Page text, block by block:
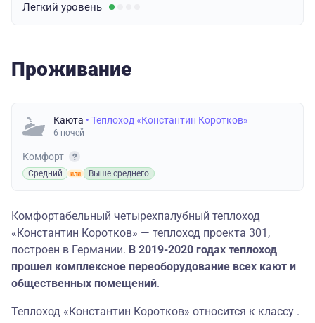
Легкий уровень
Проживание
Каюта • Теплоход «Константин Коротков»
6 ночей
Комфорт
Средний Выше среднего
Комфортабельный четырехпалубный теплоход
«Константин Коротков» — теплоход проекта 301,
построен в Германии. В 2019-2020 годах теплоход
прошел комплексное переоборудование всех кают и
общественных помещений.
Теплоход «Константин Коротков» относится к классу .